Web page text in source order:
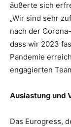
äußerte sich
„Wir sind sehr
nach der
dass wir 2023
Pandemie
engagierten
Auslastung und
Das Eurogress,